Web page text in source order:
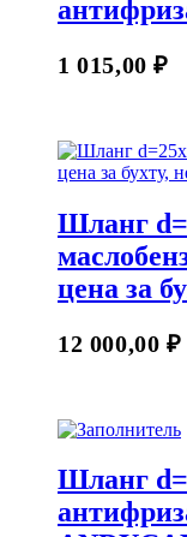
1 015,00₽
Шланг
цена за
12 000,00 ₽
Шланг